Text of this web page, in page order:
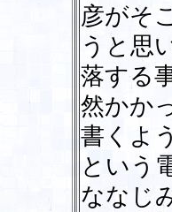
彦がそ
うと思
落する
然かか
書くよ
という
ななじ